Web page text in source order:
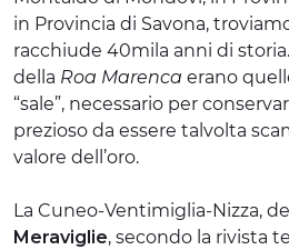
in Provincia di Savona,
racchiude 40mila anni di
della Roa Marenca erano
“sale”, necessario per
prezioso da essere talvolta
valore dell’oro.
La Cuneo-Ventimiglia-Nizza,
Meraviglie, secondo la rivista